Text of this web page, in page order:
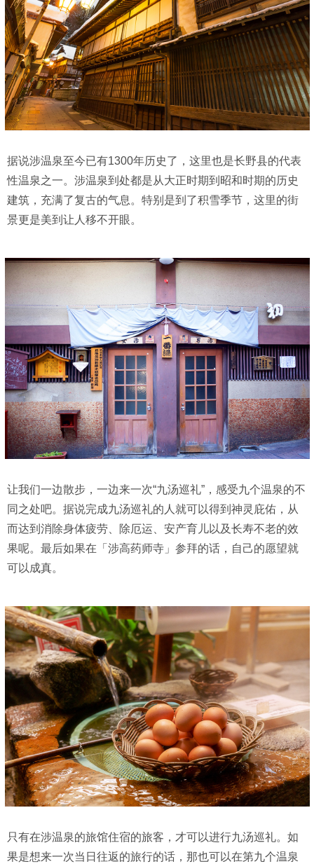
据说涉温泉至今已有1300年历史了，这里也是长野县的代表
性温泉之一。涉温泉到处都是从大正时期到昭和时期的历史
建筑，充满了复古的气息。特别是到了积雪季节，这里的街
景更是美到让人移不开眼。
让我们一边散步，一边来一次“九汤巡礼”，感受九个温泉的不
同之处吧。据说完成九汤巡礼的人就可以得到神灵庇佑，从
而达到消除身体疲劳、除厄运、安产育儿以及长寿不老的效
果呢。最后如果在「涉高药师寺」参拜的话，自己的愿望就
可以成真。
只有在涉温泉的旅馆住宿的旅客，才可以进行九汤巡礼。如
果是想来一次当日往返的旅行的话，那也可以在第九个温泉